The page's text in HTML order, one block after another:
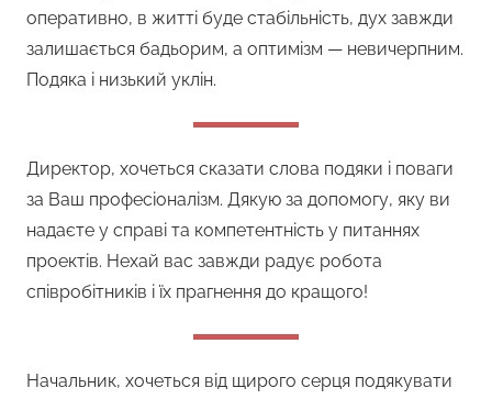
оперативно, в житті буде стабільність, дух завжди
залишається бадьорим, а оптимізм — невичерпним.
Подяка і низький уклін.
Директор, хочеться сказати слова подяки і поваги
за Ваш професіоналізм. Дякую за допомогу, яку ви
надаєте у справі та компетентність у питаннях
проектів. Нехай вас завжди радує робота
співробітників і їх прагнення до кращого!
Начальник, хочеться від щирого серця подякувати